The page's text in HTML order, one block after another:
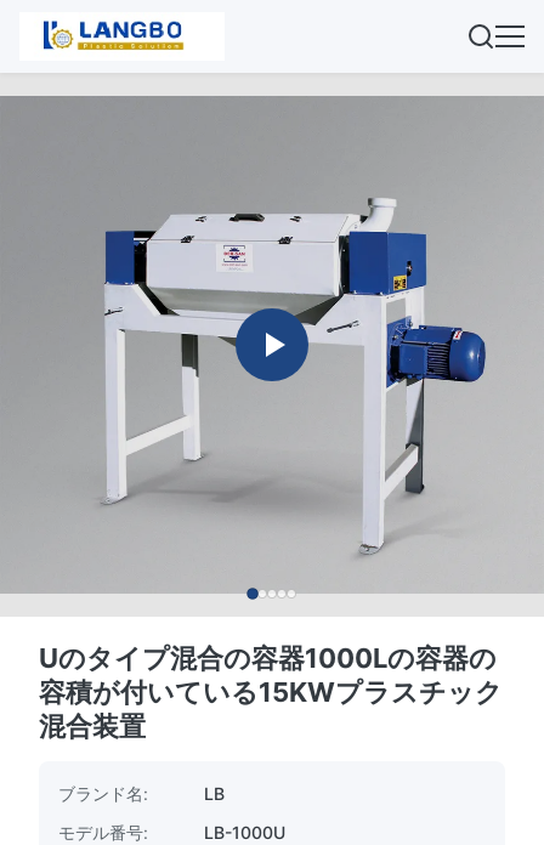
Uのタイプ混合の容器1000Lの容器の
容積が付いている15KWプラスチック
混合装置
ブランド名:
LB
モデル番号:
LB-1000U